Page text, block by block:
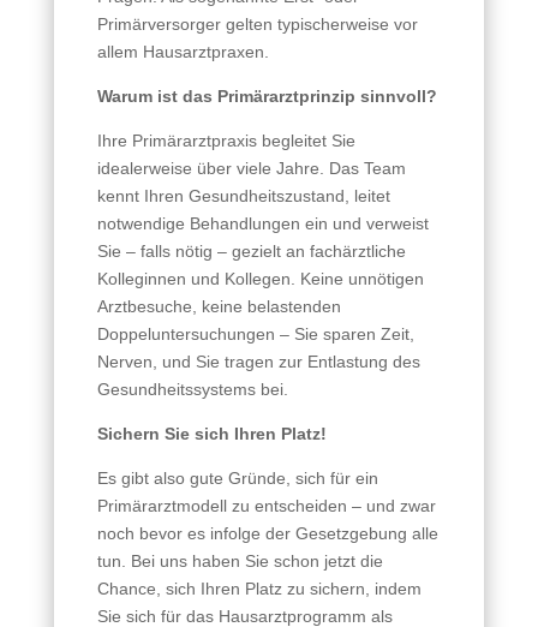
Primärversorger gelten typischerweise vor
allem Hausarztpraxen.
Warum ist das Primärarztprinzip sinnvoll?
Ihre Primärarztpraxis begleitet Sie
idealerweise über viele Jahre. Das Team
kennt Ihren Gesundheitszustand, leitet
notwendige Behandlungen ein und verweist
Sie – falls nötig – gezielt an fachärztliche
Kolleginnen und Kollegen. Keine unnötigen
Arztbesuche, keine belastenden
Doppeluntersuchungen – Sie sparen Zeit,
Nerven, und Sie tragen zur Entlastung des
Gesundheitssystems bei.
Sichern Sie sich Ihren Platz!
Es gibt also gute Gründe, sich für ein
Primärarztmodell zu entscheiden – und zwar
noch bevor es infolge der Gesetzgebung alle
tun. Bei uns haben Sie schon jetzt die
Chance, sich Ihren Platz zu sichern, indem
Sie sich für das Hausarztprogramm als